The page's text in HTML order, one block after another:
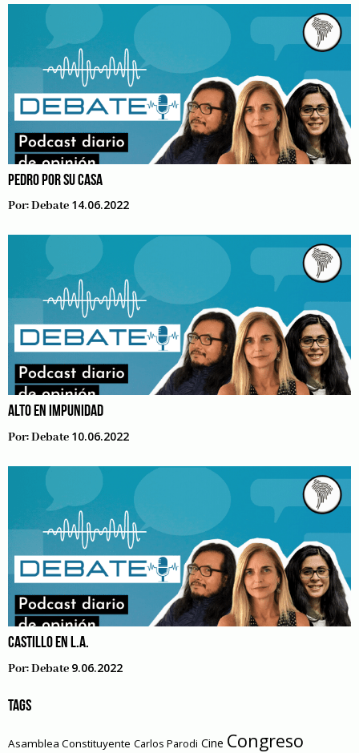
PEDRO POR SU CASA
Por:Debate 14.06.2022
ALTO EN IMPUNIDAD
Por:Debate 10.06.2022
CASTILLO EN L.A.
Por:Debate 9.06.2022
TAGS
Asamblea Constituyente Carlos Parodi Cine Congreso